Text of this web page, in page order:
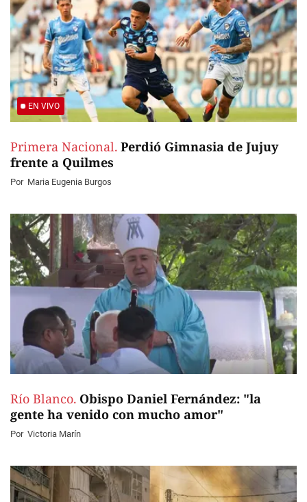
EN VIVO
Primera Nacional. Perdió Gimnasia de Jujuy
frente a Quilmes
Por Maria Eugenia Burgos
Río Blanco. Obispo Daniel Fernández: "la
gente ha venido con mucho amor"
Por Victoria Marín